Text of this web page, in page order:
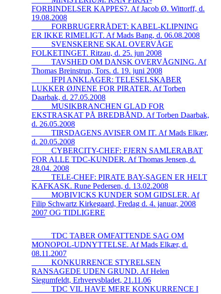
FORBINDELSER KAPPES?. Af Jacob Ø. Wittorff, d.
19.08.2008
_____FORBRUGERRÅDET: KABEL-KLIPNING
ER IKKE RIMELIGT. Af Mads Bang, d. 06.08.2008
_____SVENSKERNE SKAL OVERVÅGE
FOLKETINGET. Ritzau, d. 25. jun 2008
_____TAVSHED OM DANSK OVERVÅGNING. Af
Thomas Breinstrup, Tors. d. 19. juni 2008
_____IFPI ANKLAGER: TELESELSKABER
LUKKER ØJNENE FOR PIRATER. Af Torben
Daarbak, d. 27.05.2008
_____MUSIKBRANCHEN GLAD FOR
EKSTRASKAT PÅ BREDBÅND. Af Torben Daarbak,
d. 26.05.2008
_____TIRSDAGENS AVISER OM IT. Af Mads Elkær,
d. 20.05.2008
_____CYBERCITY-CHEF: FJERN SAMLERABAT
FOR ALLE TDC-KUNDER. Af Thomas Jensen, d.
28.04. 2008
_____TELE-CHEF: PIRATE BAY-SAGEN ER HELT
KAFKASK. Rune Pedersen, d. 13.02.2008
_____MOBIVICKS KUNDER SOM GIDSLER. Af
Filip Schwartz Kirkegaard, Fredag d. 4. januar, 2008
2007 OG TIDLIGERE
_____TDC TABER OMFATTENDE SAG OM
MONOPOL-UDNYTTELSE. Af Mads Elkær, d.
08.11.2007
_____KONKURRENCE STYRELSEN
RANSAGEDE UDEN GRUND. Af Helen
Siegumfeldt, Erhvervsbladet, 21.11.06
_____TDC VIL HAVE MERE KONKURRENCE I